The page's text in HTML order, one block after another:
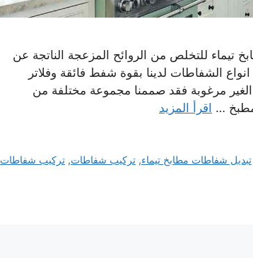
تيماء للتخلص من الروائح المزعجة الناتجة عن
الشفاطات لدينا بقوة شفط فائقة وفلاتر
الغير مرغوبة فقد صممنا مجموعة مختلفة من
… اقرأ المزيد
تبديل شفاطات مطابخ تيماء,تركيب شفاطات,تركيب شفاطات